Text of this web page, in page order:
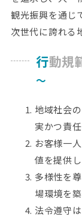
観光振興を通じ
次世代に誇れる
行動規
～
地域社会
実かつ責
お客様一
値を提供
多様性を
場環境を
法令遵守